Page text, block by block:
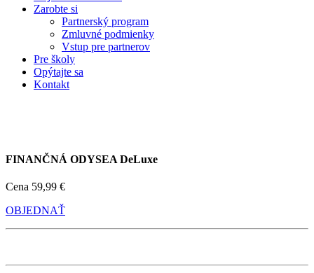
Zarobte si
Partnerský program
Zmluvné podmienky
Vstup pre partnerov
Pre školy
Opýtajte sa
Kontakt
FINANČNÁ ODYSEA DeLuxe
Cena 59,99 €
OBJEDNAŤ